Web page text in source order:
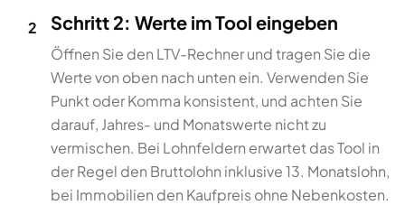
2 Schritt 2: Werte im Tool eingeben
Öffnen Sie den LTV-Rechner und tragen Sie die
Werte von oben nach unten ein. Verwenden Sie
Punkt oder Komma konsistent, und achten Sie
darauf, Jahres- und Monatswerte nicht zu
vermischen. Bei Lohnfeldern erwartet das Tool in
der Regel den Bruttolohn inklusive 13. Monatslohn,
bei Immobilien den Kaufpreis ohne Nebenkosten.